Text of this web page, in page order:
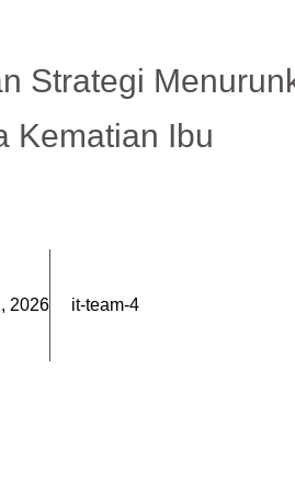
Strategi
Kematian Ibu
2026 it-team-4